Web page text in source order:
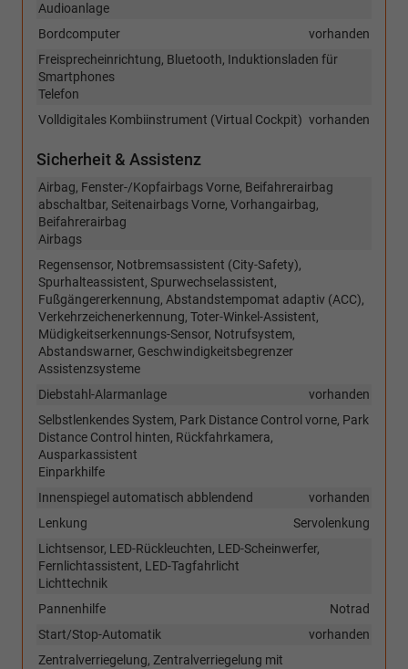
Audioanlage
vorhanden
Bordcomputer
Freisprecheinrichtung, Bluetooth, Induktionsladen für
Smartphones
Telefon
vorhanden
Volldigitales Kombiinstrument (Virtual Cockpit)
Sicherheit & Assistenz
Airbag, Fenster-/Kopfairbags Vorne, Beifahrerairbag
abschaltbar, Seitenairbags Vorne, Vorhangairbag,
Beifahrerairbag
Airbags
Regensensor, Notbremsassistent (City-Safety),
Spurhalteassistent, Spurwechselassistent,
Fußgängererkennung, Abstandstempomat adaptiv (ACC),
Verkehrzeichenerkennung, Toter-Winkel-Assistent,
Müdigkeitserkennungs-Sensor, Notrufsystem,
Abstandswarner, Geschwindigkeitsbegrenzer
Assistenzsysteme
vorhanden
Diebstahl-Alarmanlage
Selbstlenkendes System, Park Distance Control vorne, Park
Distance Control hinten, Rückfahrkamera,
Ausparkassistent
Einparkhilfe
vorhanden
Innenspiegel automatisch abblendend
Servolenkung
Lenkung
Lichtsensor, LED-Rückleuchten, LED-Scheinwerfer,
Fernlichtassistent, LED-Tagfahrlicht
Lichttechnik
Notrad
Pannenhilfe
vorhanden
Start/Stop-Automatik
Zentralverriegelung, Zentralverriegelung mit